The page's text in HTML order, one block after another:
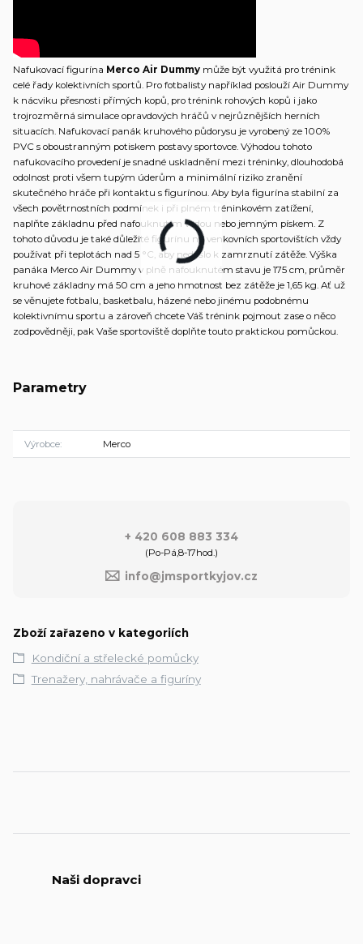
Nafukovací figurína Merco Air Dummy může být využitá pro trénink
celé řady kolektivních sportů. Pro fotbalisty například poslouží Air Dummy
k nácviku přesnosti přímých kopů, pro trénink rohových kopů i jako
trojrozměrná simulace opravdových hráčů v nejrůznějších herních
situacích. Nafukovací panák kruhového půdorysu je vyrobený ze 100%
PVC s oboustranným potiskem postavy sportovce. Výhodou tohoto
nafukovacího provedení je snadné uskladnění mezi tréninky, dlouhodobá
odolnost proti všem tupým úderům a minimální riziko zranění
skutečného hráče při kontaktu s figurínou. Aby byla figurína stabilní za
všech povětrnostních podmínek i při plném tréninkovém zatížení,
naplňte základnu před nafouknutím vodou nebo jemným pískem. Z
tohoto důvodu je také důležité figurínu na venkovních sportovištích vždy
používat při teplotách nad 5 °C, aby nedošlo k zamrznutí zátěže. Výška
panáka Merco Air Dummy v plně nafouknutém stavu je 175 cm, průměr
kruhové základny má 50 cm a jeho hmotnost bez zátěže je 1,65 kg. Ať už
se věnujete fotbalu, basketbalu, házené nebo jinému podobnému
kolektivnímu sportu a zároveň chcete Váš trénink pojmout zase o něco
zodpovědněji, pak Vaše sportoviště doplňte touto praktickou pomůckou.
Parametry
Výrobce Merco
+ 420 608 883 334
(Po-Pá,8-17hod.)
info@jmsportkyjov.cz
Zboží zařazeno v kategoriích
Kondiční a střelecké pomůcky
Trenažery, nahrávače a figuríny
Naši dopravci